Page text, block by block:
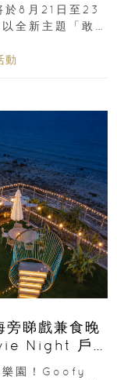
8月21日至23
全新主題「敢
動
旁睇戲兼食晚
Night 戶
樂園！Goofy